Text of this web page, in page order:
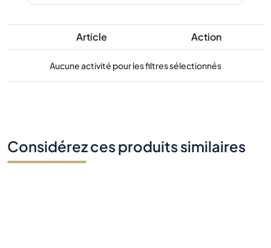
Article Action
Aucune activité pour les filtres sélectionnés
Considérez ces produits similaires